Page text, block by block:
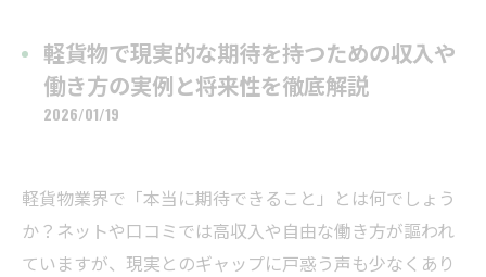
軽貨物で現実的な期待を持つための収入や
働き方の実例と将来性を徹底解説
2026/01/19
軽貨物業界で「本当に期待できること」とは何でしょう
か？ネットや口コミでは高収入や自由な働き方が謳われ
ていますが、現実とのギャップに戸惑う声も少なくあり